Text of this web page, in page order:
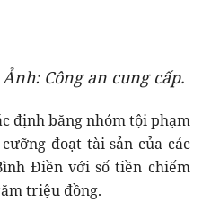
Công an cung cấp.
định băng nhóm tội phạm
đoạt tài sản của các
Điền với số tiền chiếm
triệu đồng.